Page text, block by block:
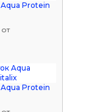
Protein
Protein